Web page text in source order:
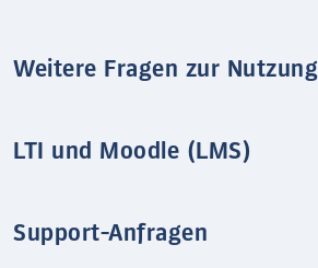
Weitere Fragen zur Nutzung
LTI und Moodle (LMS)
Support-Anfragen